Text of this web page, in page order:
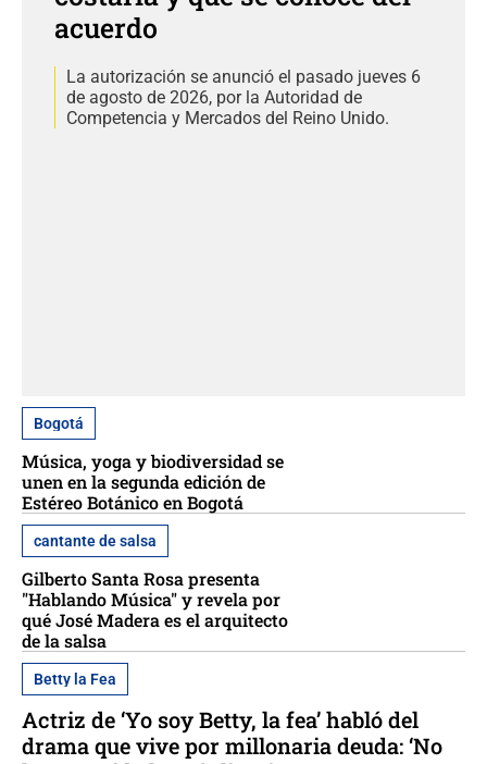
acuerdo
La autorización se anunció el pasado jueves 6
de agosto de 2026, por la Autoridad de
Competencia y Mercados del Reino Unido.
Bogotá
Música, yoga y biodiversidad se
unen en la segunda edición de
Estéreo Botánico en Bogotá
cantante de salsa
Gilberto Santa Rosa presenta
"Hablando Música" y revela por
qué José Madera es el arquitecto
de la salsa
Betty la Fea
Actriz de ‘Yo soy Betty, la fea’ habló del
drama que vive por millonaria deuda: ‘No